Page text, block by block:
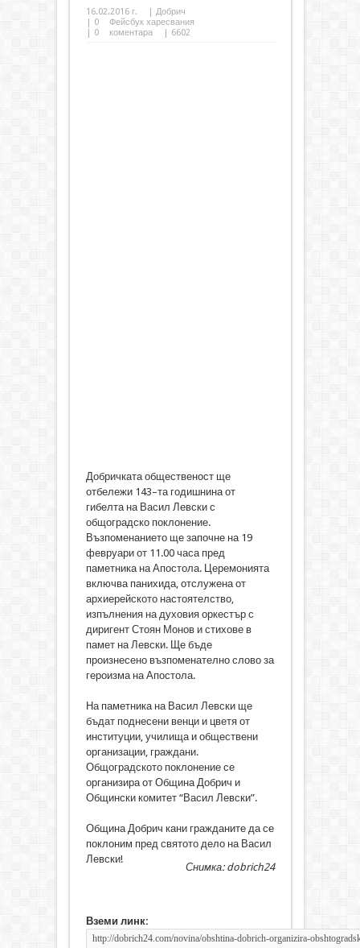
16.02.2016 г.
Добрич
0
Фейсбук харесвания
0 коментара | 6602
Добричката общественост ще
отбележи 143–та годишнина от
гибелта на Васил Левски с
общоградско поклонение.
Възпоменанието ще започне на 19
февруари от 11.00 часа пред
паметника на Апостола. Церемонията
включва панихида, отслужена от
архиерейското настоятелство,
изпълнения на духовия оркестър с
диригент Стоян Монов и стихове в
памет на Левски. Ще бъде
произнесено възпоменателно слово за
героизма на Апостола.
На паметника на Васил Левски ще
бъдат поднесени венци и цветя от
институции, училища и обществени
организации, граждани.
Общоградското поклонение се
организира от Община Добрич и
Общински комитет “Васил Левски”.
Община Добрич кани гражданите да се
поклоним пред святото дело на Васил
Левски!
Снимка: dobrich24
Вземи линк: